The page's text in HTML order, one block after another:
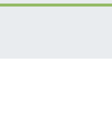
per tot el DD